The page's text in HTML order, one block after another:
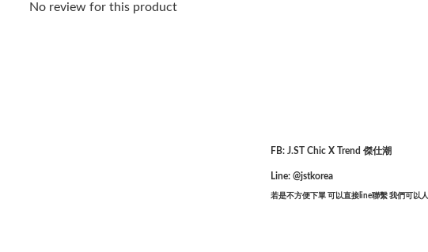
No review for this product
FB: J.ST Chic X Trend 傑仕潮
Line: @jstkorea
若是不方便下單 可以直接line聯繫 我們可以